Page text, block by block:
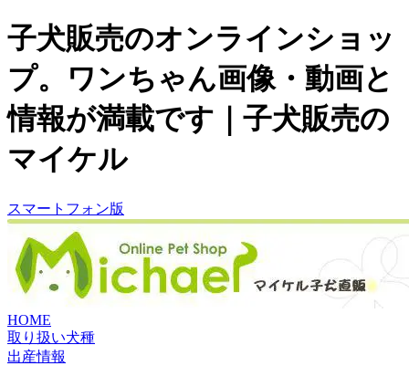
子犬販売のオンラインショッ
プ。ワンちゃん画像・動画と
情報が満載です｜子犬販売の
マイケル
スマートフォン版
HOME
取り扱い犬種
出産情報